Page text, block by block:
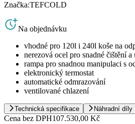
Značka:TEFCOLD
Na objednávku
vhodné pro 120l i 240l koše na
nerezová ocel pro snadné čištění a
rampa pro snadnou manipulaci s
elektronický termostat
automatické odmrazování
ventilované chlazení
Technická specifikace Náhradní díly
Cena bez DPH107.530,00 Kč